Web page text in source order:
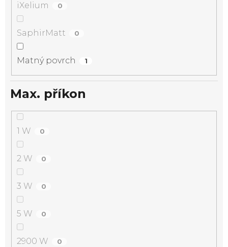
iXelium 0
SaphirMatt 0
Matný povrch 1
Max. příkon
1 W 0
2 W 0
3 W 0
5 W 0
2900 W 0